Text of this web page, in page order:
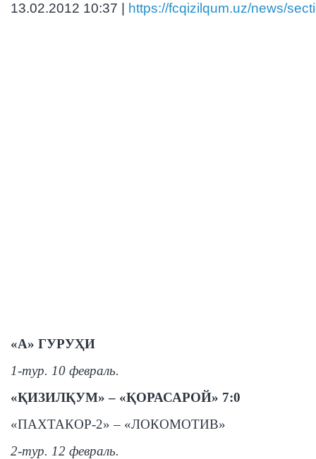
13.02.2012 10:37 | https://fcqizilqum.uz/news/
«А» ГУРУҲИ
1-тур. 10 февраль.
«ҚИЗИЛҚУМ» – «ҚОРАСАРОЙ» 7:0
«ПАХТАКОР-2» – «ЛОКОМОТИВ»
2-тур. 12 февраль.